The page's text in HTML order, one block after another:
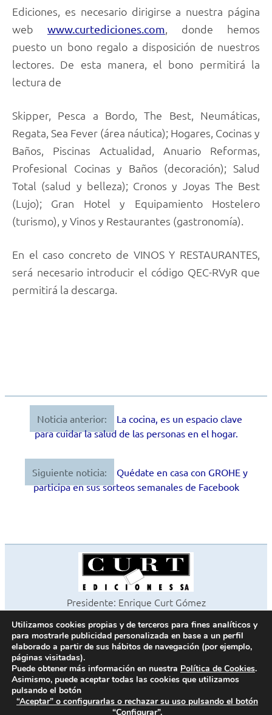
Ediciones, es necesario dirigirse a nuestra página
web www.curtediciones.com, donde hemos
puesto un bono regalo a disposición de nuestros
lectores. De esta manera, el bono permitirá la
lectura de
Skipper, Pesca a Bordo, The Best, Neumáticas,
Regata, Sea Fever (área náutica); Hogares, Cocinas y
Baños, Piscinas Actualidad, Anuario Reformas,
Profesional Cocinas y Baños (decoración); Salud
Total (salud y belleza); Cronos y Joyas The Best
(Lujo); Gran Hotel y Equipamiento Hostelero
(turismo), y Vinos y Restaurantes (gastronomía).
En el caso concreto de VINOS Y RESTAURANTES,
será necesario introducir el código QEC-RVyR que
permitirá la descarga.
Navegación
entradas
Noticia anterior:
La cocina, es un espacio clave
para cuidar la salud de las personas en el hogar.
Siguiente noticia:
Quédate en casa con GROHE y
participa en sus sorteos semanales de Facebook
Presidente: Enrique Curt Gómez
©2026 Revista Cocinas y Baños
Todos los derechos reservados
Paseo de Gracia, 63. 1º 2ª. 08008 Barcelona -
Fax 933 183 505
Utilizamos cookies propias y de terceros para fines analíticos y
para mostrarle publicidad personalizada en base a un perfil
elaborado a partir de sus hábitos de navegación (por ejemplo,
páginas visitadas).
Puede obtener más información en nuestra Política de Cookies.
Asimismo, puede aceptar todas las cookies que utilizamos
pulsando el botón
“Aceptar” o configurarlas o rechazar su uso pulsando el botón
“Configurar”.